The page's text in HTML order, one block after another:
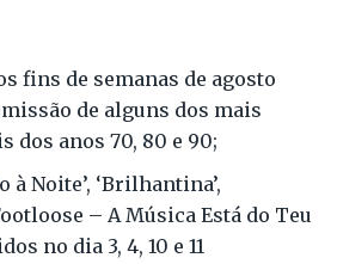
fins de semanas de agosto
de alguns dos mais
dos anos 70, 80 e 90;
à Noite’, ‘Brilhantina’,
– A Música Está do Teu
no dia 3, 4, 10 e 11